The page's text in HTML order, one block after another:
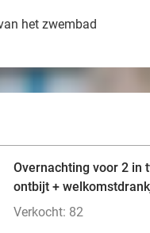
het zwembad
Overnachting voor 2 in
ontbijt +
Verkocht: 82